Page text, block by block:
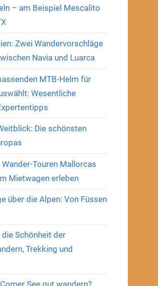
– am Beispiel Mescalito
Zwei Wandervorschläge
Navia und Luarca
MTB-Helm für
Wesentliche
Die schönsten
Touren Mallorcas
Mietwagen erleben
über die Alpen: Von Füssen
Schönheit der
Trekking und